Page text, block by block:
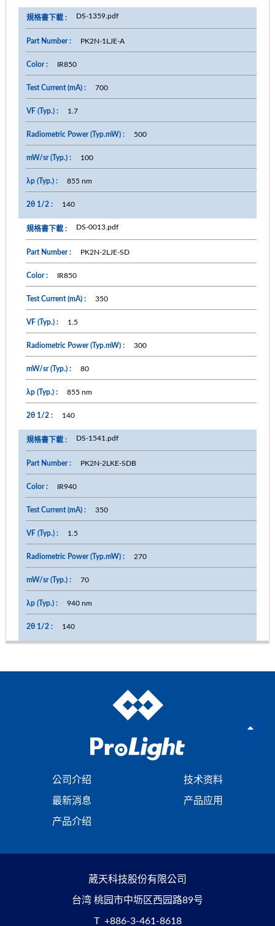
DS-1359.pdf
PK2N-1LJE-A
IR850
700
1.7
500
100
855 nm
140
DS-0013.pdf
PK2N-2LJE-SD
IR850
350
1.5
300
80
855 nm
140
DS-1541.pdf
PK2N-2LKE-SDB
IR940
350
1.5
270
70
940 nm
140
公司介绍
最新消息
产品介绍
技术资料
产品应用
葳天科技股份有限公司
台湾 桃园市中坜区西园路89号
T +886-3-461-8618